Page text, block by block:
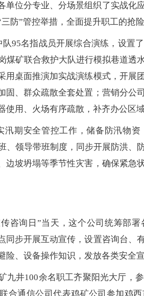
单位分专业、分场景组织了实战化
防”管控举措，全面提升职工的抢
95名指战员开展综合演练，设置
煤矿联合救护大队进行模拟巷道透
用桌面推演加实战演练模式，开展
固、群众疏散全套处置；营销分公
使用、火场有序疏散，补齐办公区域
汛期安全管控工作，储备防汛物
、领导带班制度，同步开展防洪、
边坡坍塌等季节性灾害，确保紧急
咨询日”当天，这个公司统筹部
同步开展互动宣传，设置咨询台、
险、设备操作知识，发放各类安全宣
九井100余名职工齐聚阳光大厅，
合通信公司代表鸡矿公司参加鸡